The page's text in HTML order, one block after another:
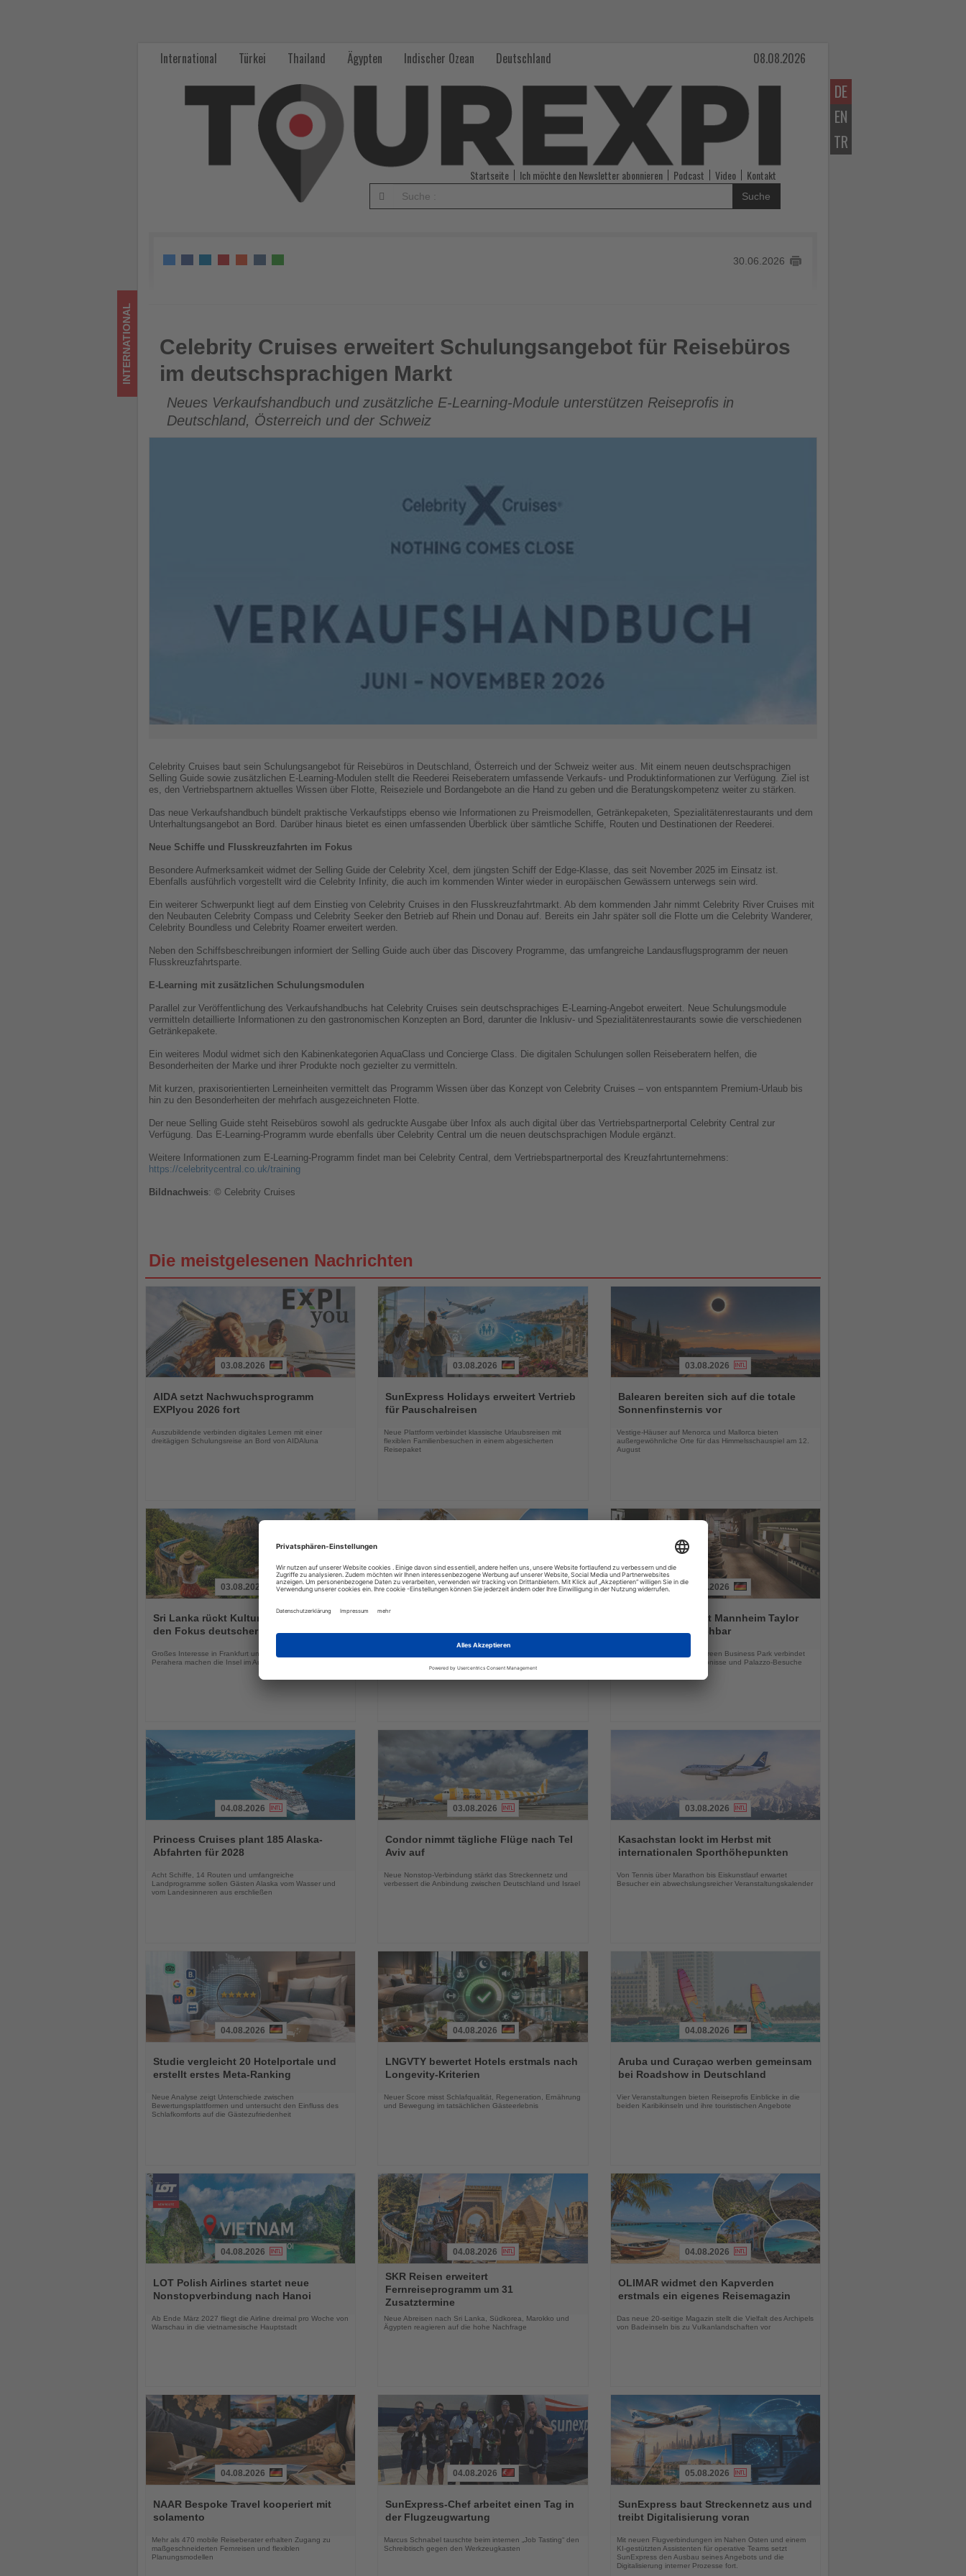
Schulungsangebot
Tourismus
DE
EN
TR
International Türkei Thailand Ägypten Indischer Ozean Deutschland 08.08.2026
Startseite Ich möchte den Newsletter abonnieren Podcast Video Kontakt
Suche
30.06.2026
Celebrity Cruises erweitert Schulungsangebot für Reisebüros im deutschsprachigen Markt
INTERNATIONAL
Celebrity Cruises erweitert Schulungsangebot für Reisebüros
im deutschsprachigen Markt
Neues Verkaufshandbuch und zusätzliche E-Learning-Module unterstützen Reiseprofis in
Deutschland, Österreich und der Schweiz
Celebrity Cruises baut sein Schulungsangebot für Reisebüros in Deutschland, Österreich und der Schweiz weiter aus. Mit einem neuen deutschsprachigen
Selling Guide sowie zusätzlichen E-Learning-Modulen stellt die Reederei Reiseberatern umfassende Verkaufs- und Produktinformationen zur Verfügung. Ziel ist
es, den Vertriebspartnern aktuelles Wissen über Flotte, Reiseziele und Bordangebote an die Hand zu geben und die Beratungskompetenz weiter zu stärken.
Das neue Verkaufshandbuch bündelt praktische Verkaufstipps ebenso wie Informationen zu Preismodellen, Getränkepaketen, Spezialitätenrestaurants und dem
Unterhaltungsangebot an Bord. Darüber hinaus bietet es einen umfassenden Überblick über sämtliche Schiffe, Routen und Destinationen der Reederei.
Neue Schiffe und Flusskreuzfahrten im Fokus
Besondere Aufmerksamkeit widmet der Selling Guide der Celebrity Xcel, dem jüngsten Schiff der Edge-Klasse, das seit November 2025 im Einsatz ist.
Ebenfalls ausführlich vorgestellt wird die Celebrity Infinity, die auch im kommenden Winter wieder in europäischen Gewässern unterwegs sein wird.
Ein weiterer Schwerpunkt liegt auf dem Einstieg von Celebrity Cruises in den Flusskreuzfahrtmarkt. Ab dem kommenden Jahr nimmt Celebrity River Cruises mit
den Neubauten Celebrity Compass und Celebrity Seeker den Betrieb auf Rhein und Donau auf. Bereits ein Jahr später soll die Flotte um die Celebrity Wanderer,
Celebrity Boundless und Celebrity Roamer erweitert werden.
Neben den Schiffsbeschreibungen informiert der Selling Guide auch über das Discovery Programme, das umfangreiche Landausflugsprogramm der neuen
Flusskreuzfahrtsparte.
E-Learning mit zusätzlichen Schulungsmodulen
Parallel zur Veröffentlichung des Verkaufshandbuchs hat Celebrity Cruises sein deutschsprachiges E-Learning-Angebot erweitert. Neue Schulungsmodule
vermitteln detaillierte Informationen zu den gastronomischen Konzepten an Bord, darunter die Inklusiv- und Spezialitätenrestaurants sowie die verschiedenen
Getränkepakete.
Ein weiteres Modul widmet sich den Kabinenkategorien AquaClass und Concierge Class. Die digitalen Schulungen sollen Reiseberatern helfen, die
Besonderheiten der Marke und ihrer Produkte noch gezielter zu vermitteln.
Mit kurzen, praxisorientierten Lerneinheiten vermittelt das Programm Wissen über das Konzept von Celebrity Cruises – von entspanntem Premium-Urlaub bis
hin zu den Besonderheiten der mehrfach ausgezeichneten Flotte.
Der neue Selling Guide steht Reisebüros sowohl als gedruckte Ausgabe über Infox als auch digital über das Vertriebspartnerportal Celebrity Central zur
Verfügung. Das E-Learning-Programm wurde ebenfalls über Celebrity Central um die neuen deutschsprachigen Module ergänzt.
Weitere Informationen zum E-Learning-Programm findet man bei Celebrity Central, dem Vertriebspartnerportal des Kreuzfahrtunternehmens:
https://celebritycentral.co.uk/training
Bildnachweis: © Celebrity Cruises
Die meistgelesenen Nachrichten
Sie
die
Nachrichten
03.08.2026
AIDA setzt Nachwuchsprogramm
EXPIyou 2026 fort
Auszubildende verbinden digitales Lernen mit einer
dreitägigen Schulungsreise an Bord von AIDAluna
Sie
die
03.08.2026
SunExpress Holidays erweitert Vertrieb
für Pauschalreisen
Neue Plattform verbindet klassische Urlaubsreisen mit
flexiblen Familienbesuchen in einem abgesicherten
Reisepaket
Sie
die
03.08.2026
Balearen bereiten sich auf die totale
Sonnenfinsternis vor
Vestige-Häuser auf Menorca und Mallorca bieten
außergewöhnliche Orte für das Himmelsschauspiel am 12.
August
Sie
die
03.08.2026
Sri Lanka rückt Kultur und Vielfalt in
den Fokus deutscher Urlauber
Großes Interesse in Frankfurt und das Kandy Esala
Perahera machen die Insel im August besonders attraktiv
Sie
03.08.2026
Winterangebot deutlich aus
Wintersaison 2026/27
03.08.2026
Essential by Dorint Mannheim Taylor
Park ab sofort buchbar
Das neue Hotel im Taylor Green Business Park verbindet
Geschäftsreisen, Stadterlebnisse und Palazzo-Besuche
Sie
die
04.08.2026
Princess Cruises plant 185 Alaska-
Abfahrten für 2028
Acht Schiffe, 14 Routen und umfangreiche
Landprogramme sollen Gästen Alaska vom Wasser und
vom Landesinneren aus erschließen
Sie
die
03.08.2026
Condor nimmt tägliche Flüge nach Tel
Aviv auf
Neue Nonstop-Verbindung stärkt das Streckennetz und
verbessert die Anbindung zwischen Deutschland und Israel
Sie
die
03.08.2026
Kasachstan lockt im Herbst mit
internationalen Sporthöhepunkten
Von Tennis über Marathon bis Eiskunstlauf erwartet
Besucher ein abwechslungsreicher Veranstaltungskalender
Sie
die
04.08.2026
Studie vergleicht 20 Hotelportale und
erstellt erstes Meta-Ranking
Neue Analyse zeigt Unterschiede zwischen
Bewertungsplattformen und untersucht den Einfluss des
Schlafkomforts auf die Gästezufriedenheit
Sie
die
Nachrichten
04.08.2026
LNGVTY bewertet Hotels erstmals nach
Longevity-Kriterien
Neuer Score misst Schlafqualität, Regeneration, Ernährung
und Bewegung im tatsächlichen Gästeerlebnis
Sie
die
04.08.2026
Aruba und Curaçao werben gemeinsam
bei Roadshow in Deutschland
Vier Veranstaltungen bieten Reiseprofis Einblicke in die
beiden Karibikinseln und ihre touristischen Angebote
Sie
die
Nachrichten
04.08.2026
LOT Polish Airlines startet neue
Nonstopverbindung nach Hanoi
Ab Ende März 2027 fliegt die Airline dreimal pro Woche von
Warschau in die vietnamesische Hauptstadt
Sie
die
Nachrichten
04.08.2026
SKR Reisen erweitert
Fernreiseprogramm um 31
Zusatztermine
Neue Abreisen nach Sri Lanka, Südkorea, Marokko und
Ägypten reagieren auf die hohe Nachfrage
Sie
die
04.08.2026
OLIMAR widmet den Kapverden
erstmals ein eigenes Reisemagazin
Das neue 20-seitige Magazin stellt die Vielfalt des Archipels
von Badeinseln bis zu Vulkanlandschaften vor
Sie
die
04.08.2026
NAAR Bespoke Travel kooperiert mit
solamento
Mehr als 470 mobile Reiseberater erhalten Zugang zu
maßgeschneiderten Fernreisen und flexiblen
Planungsmodellen
Sie
die
Nachrichten
04.08.2026
SunExpress-Chef arbeitet einen Tag in
der Flugzeugwartung
Marcus Schnabel tauschte beim internen „Job Tasting“ den
Schreibtisch gegen den Werkzeugkasten
Sie
die
Nachrichten
05.08.2026
SunExpress baut Streckennetz aus und
treibt Digitalisierung voran
Mit neuen Flugverbindungen im Nahen Osten und einem
KI-gestützten Assistenten für operative Teams setzt
SunExpress den Ausbau seines Angebots und die
Digitalisierung interner Prozesse fort.